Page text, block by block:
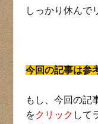
しっかり休んで
今回の記事は参
もし、今回の記
をクリック して